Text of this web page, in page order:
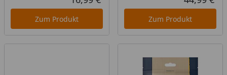
Aktueller Preis
Zum Produkt Zum Produkt